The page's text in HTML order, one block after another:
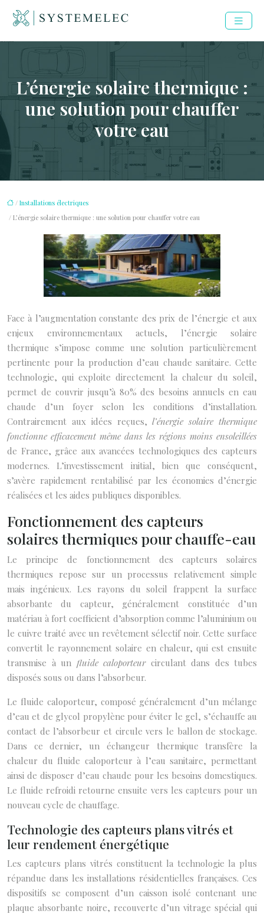
L’énergie solaire thermique :
une solution pour chauffer
votre eau
/ Installations électriques
/ L’énergie solaire thermique : une solution pour chauffer votre eau
Face à l’augmentation constante des prix de l’énergie et aux
enjeux environnementaux actuels, l’énergie solaire
thermique s’impose comme une solution particulièrement
pertinente pour la production d’eau chaude sanitaire. Cette
technologie, qui exploite directement la chaleur du soleil,
permet de couvrir jusqu’à 80% des besoins annuels en eau
chaude d’un foyer selon les conditions d’installation.
Contrairement aux idées reçues,l’énergie solaire thermique
fonctionne efficacement même dans les régions moins ensoleillées
de France, grâce aux avancées technologiques des capteurs
modernes. L’investissement initial, bien que conséquent,
s’avère rapidement rentabilisé par les économies d’énergie
réalisées et les aides publiques disponibles.
Fonctionnement des capteurs
solaires thermiques pour chauffe-eau
Le principe de fonctionnement des capteurs solaires
thermiques repose sur un processus relativement simple
mais ingénieux. Les rayons du soleil frappent la surface
absorbante du capteur, généralement constituée d’un
matériau à fort coefficient d’absorption comme l’aluminium ou
le cuivre traité avec un revêtement sélectif noir. Cette surface
convertit le rayonnement solaire en chaleur, qui est ensuite
transmise à un fluide caloporteur circulant dans des tubes
disposés sous ou dans l’absorbeur.
Le fluide caloporteur, composé généralement d’un mélange
d’eau et de glycol propylène pour éviter le gel, s’échauffe au
contact de l’absorbeur et circule vers le ballon de stockage.
Dans ce dernier, un échangeur thermique transfère la
chaleur du fluide caloporteur à l’eau sanitaire, permettant
ainsi de disposer d’eau chaude pour les besoins domestiques.
Le fluide refroidi retourne ensuite vers les capteurs pour un
nouveau cycle de chauffage.
Technologie des capteurs plans vitrés et
leur rendement énergétique
Les capteurs plans vitrés constituent la technologie la plus
répandue dans les installations résidentielles françaises. Ces
dispositifs se composent d’un caisson isolé contenant une
plaque absorbante noire, recouverte d’un vitrage spécial qui